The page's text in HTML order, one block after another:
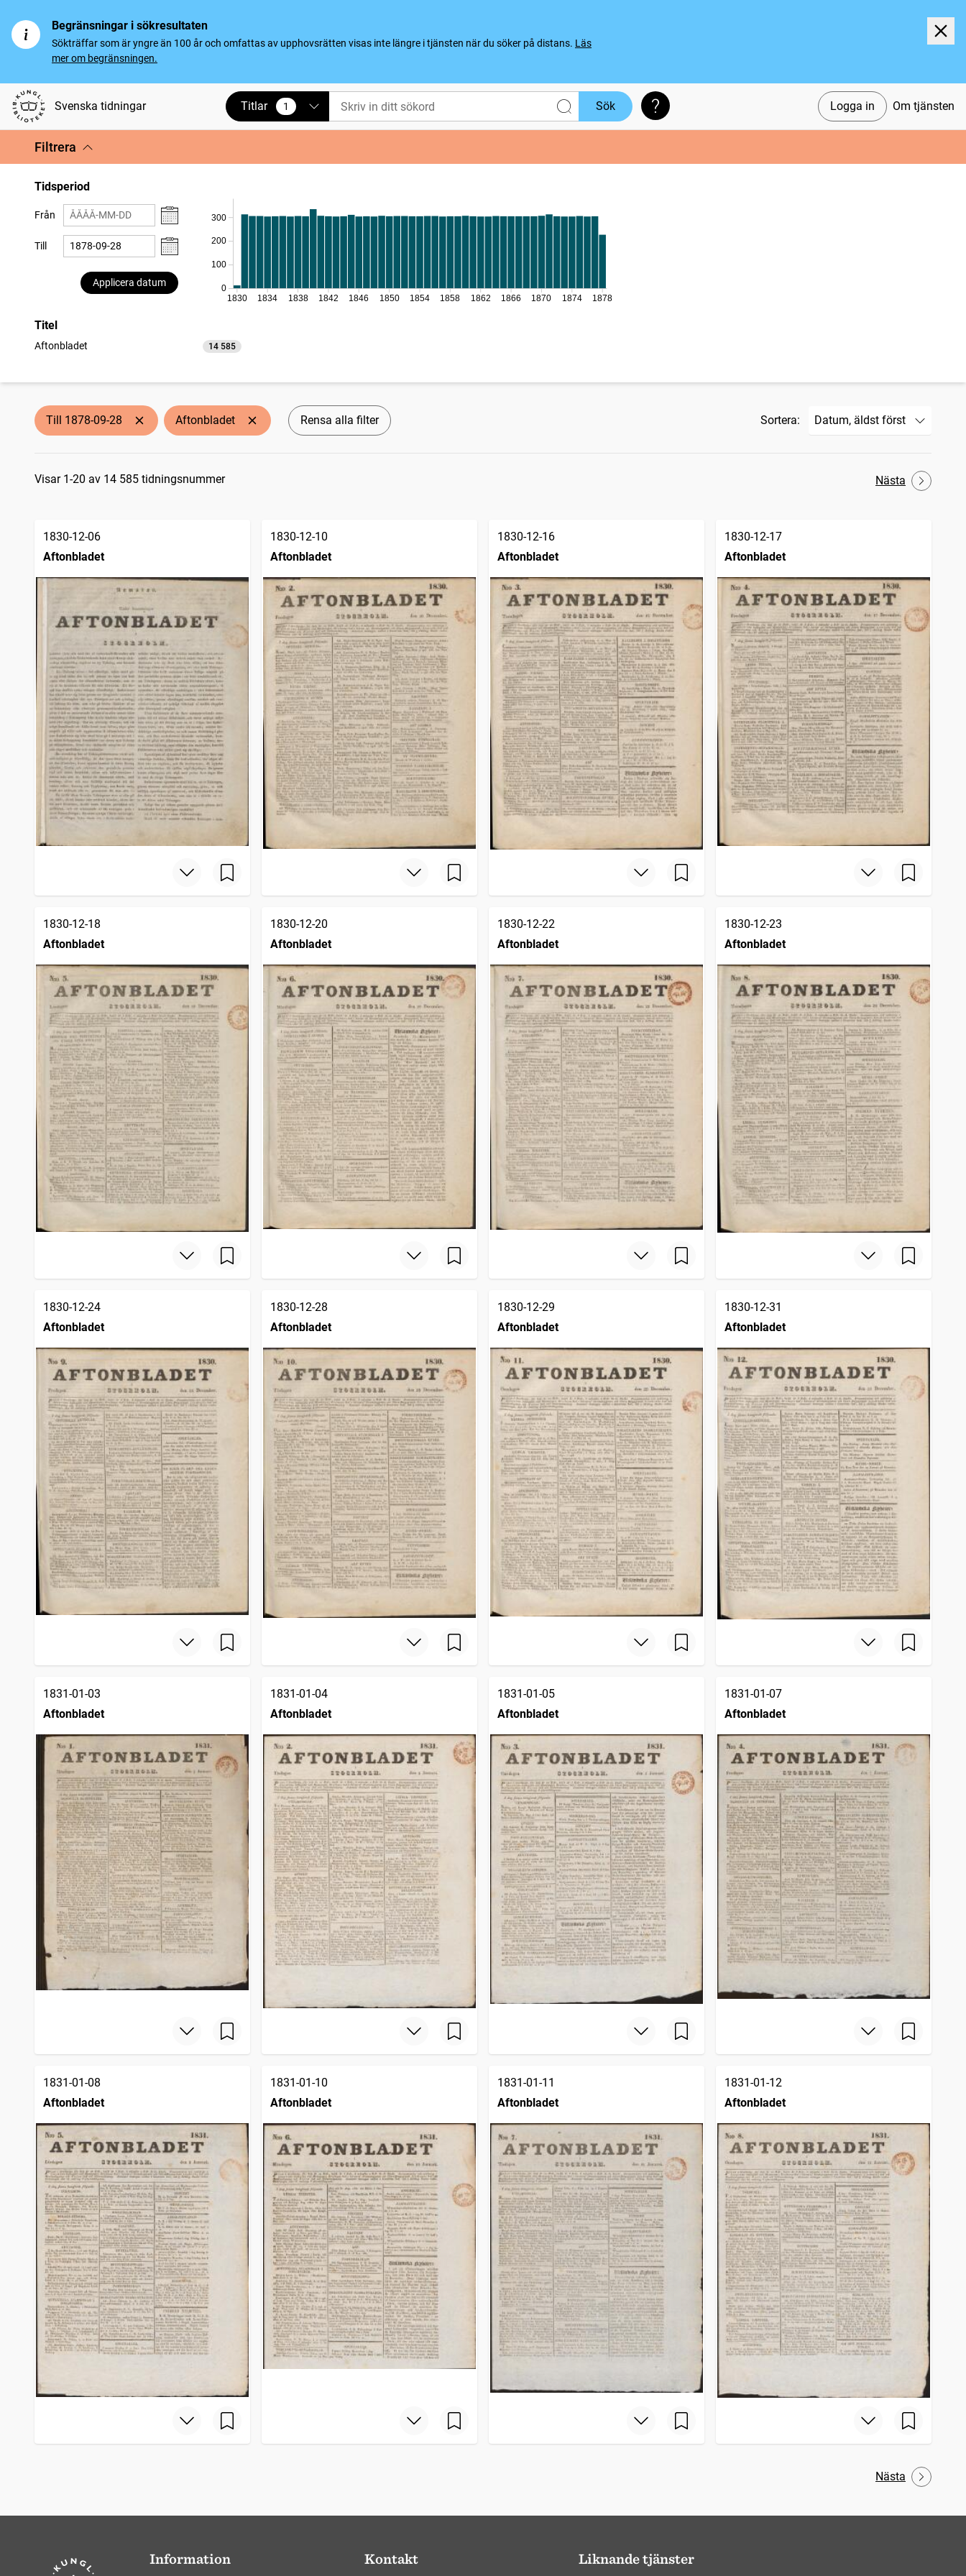
Begränsningar i sökresultaten
Sökträffar som är yngre än 100 år och omfattas av upphovsrätten visas inte längre i tjänsten när du söker på distans. Läs
mer om begränsningen.
Svenska tidningar Logga in Om tjänsten
Titlar 1
vald Sök Söktips
Filtrera
Tidsperiod
Från
Till
Applicera datum
0
100
200
300
1830 1834 1838 1842 1846 1850 1854 1858 1862 1866 1870 1874 1878
Titel
Aftonbladet 14 585
träffar
Till 1878-09-28 Aftonbladet Rensa alla filter Sortera:
Sökresultat
Visar 1-20 av 14 585 tidningsnummer Nästa
1830-12-06
Aftonbladet
1830-12-10
Aftonbladet
1830-12-16
Aftonbladet
1830-12-17
Aftonbladet
1830-12-18
Aftonbladet
1830-12-20
Aftonbladet
1830-12-22
Aftonbladet
1830-12-23
Aftonbladet
1830-12-24
Aftonbladet
1830-12-28
Aftonbladet
1830-12-29
Aftonbladet
1830-12-31
Aftonbladet
1831-01-03
Aftonbladet
1831-01-04
Aftonbladet
1831-01-05
Aftonbladet
1831-01-07
Aftonbladet
1831-01-08
Aftonbladet
1831-01-10
Aftonbladet
1831-01-11
Aftonbladet
1831-01-12
Aftonbladet
Nästa
Information Kontakt Liknande tjänster